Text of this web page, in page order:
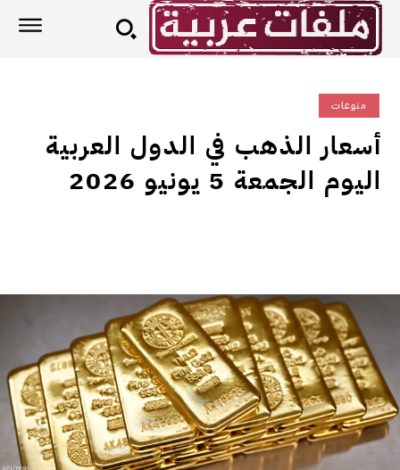
منوعات
أسعار الذهب في الدول العربية
اليوم الجمعة 5 يونيو 2026